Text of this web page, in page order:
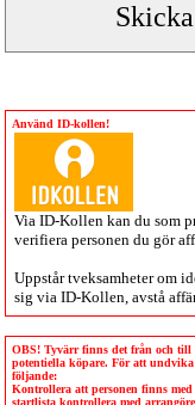
Använd ID-kollen!
Via ID-Kollen kan du som
verifiera personen du gör
Uppstår tveksamheter om
sig via ID-Kollen , avstå
OBS! Tyvärr finns det från och till
potentiella köpare. För att
följande:
Kontrollera att personen finns
startlista kontrollera med